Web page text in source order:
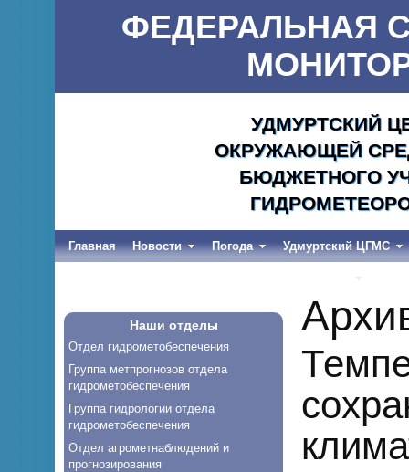
ФЕДЕРАЛЬНАЯ
УДМУРТСКИЙ
ОКРУЖАЮЩЕЙ
БЮДЖЕТНОГО
Главная Новости Погода Удмуртский ЦГМС
Наши отделы
Отдел гидрометобеспечения
Группа метпрогнозов отдела
гидрометобеспечения
Группа гидрологии отдела
гидрометобеспечения
Отдел агрометнаблюдений и
прогнозирования